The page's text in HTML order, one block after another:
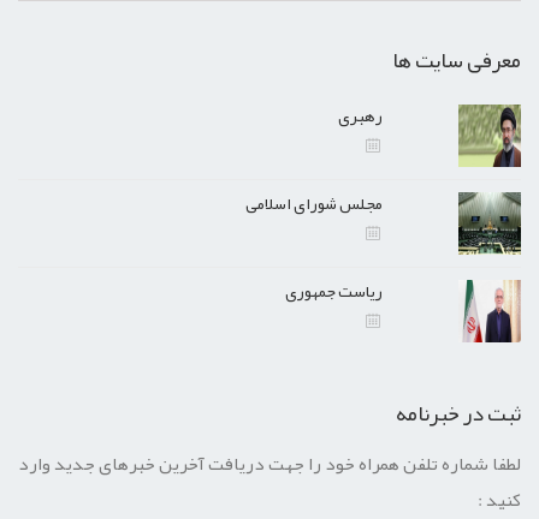
معرفی سایت ها
رهبری
مجلس شورای اسلامی
ریاست جمهوری
ثبت در خبرنامه
لطفا شماره تلفن همراه خود را جهت دریافت آخرین خبرهای جدید وارد
کنید :